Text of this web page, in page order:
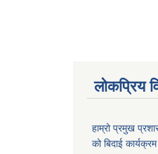
लोकप्रिय
हाम्रो प्रमुख
को बिदाई